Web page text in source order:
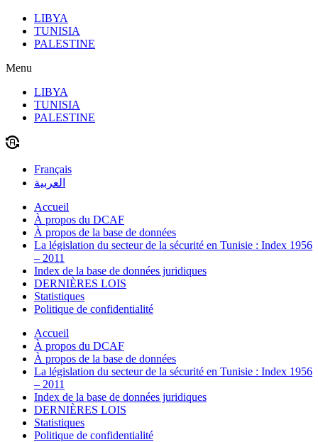
LIBYA
TUNISIA
PALESTINE
Menu
LIBYA
TUNISIA
PALESTINE
Français
العربية
Accueil
À propos du DCAF
À propos de la base de données
La législation du secteur de la sécurité en Tunisie : Index 1956
– 2011
Index de la base de données juridiques
DERNIÈRES LOIS
Statistiques
Politique de confidentialité
Accueil
À propos du DCAF
À propos de la base de données
La législation du secteur de la sécurité en Tunisie : Index 1956
– 2011
Index de la base de données juridiques
DERNIÈRES LOIS
Statistiques
Politique de confidentialité